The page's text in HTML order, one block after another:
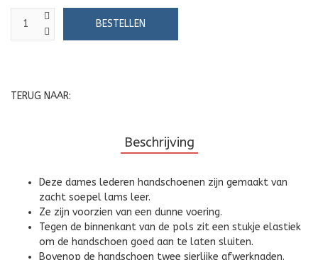
TERUG NAAR:
Beschrijving
Deze dames lederen handschoenen zijn gemaakt van
zacht soepel lams leer.
Ze zijn voorzien van een dunne voering.
Tegen de binnenkant van de pols zit een stukje elastiek
om de handschoen goed aan te laten sluiten.
Bovenop de handschoen twee sierlijke afwerknaden.